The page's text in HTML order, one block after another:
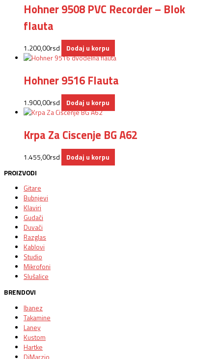
Hohner 9508 PVC Recorder – Blok
flauta
1.200,00rsd Dodaj u korpu
Hohner 9516 Flauta
1.900,00rsd Dodaj u korpu
Krpa Za Ciscenje BG A62
1.455,00rsd
Dodaj u korpu
PROIZVODI
Gitare
Bubnjevi
Klaviri
Gudači
Duvači
Razglas
Kablovi
Studio
Mikrofoni
Slušalice
BRENDOVI
Ibanez
Takamine
Laney
Kustom
Hartke
DiMarzio